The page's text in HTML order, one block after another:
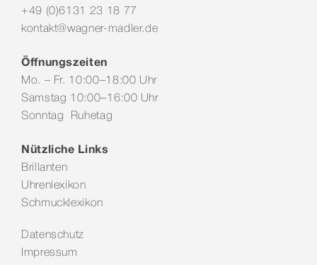
+49 (0)6131 23 18 77
kontakt@wagner-madler.de
Öffnungszeiten
Mo. – Fr. 10:00–18:00 Uhr
Samstag 10:00–16:00 Uhr
Sonntag Ruhetag
Nützliche Links
Brillanten
Uhrenlexikon
Schmucklexikon
Datenschutz
Impressum